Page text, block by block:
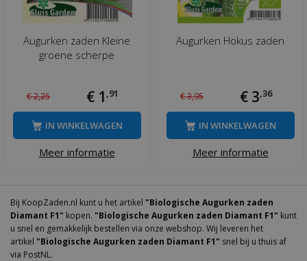
Augurken zaden Kleine
groene scherpe
€2,25 € 1 ,91
Meer informatie
IN WINKELWAGEN
Augurken Hokus zaden
€3,95 € 3,36
Meer informatie
IN WINKELWAGEN
Bij KoopZaden.nl kunt u het artikel "Biologische Augurken zaden
Diamant F1" kopen. "Biologische Augurken zaden Diamant F1" kunt
u snel en gemakkelijk bestellen via onze webshop. Wij leveren het
artikel "Biologische Augurken zaden Diamant F1" snel bij u thuis af
via PostNL.